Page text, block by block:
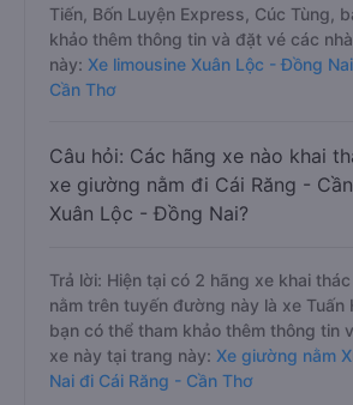
Tiến, Bốn Luyện Express, Cúc Tùng,
khảo thêm thông tin và đặt vé các
này: Xe limousine Xuân Lộc - Đồng
Cần Thơ
Câu hỏi: Các hãng xe nào khai
xe giường nằm đi Cái Răng -
Xuân Lộc - Đồng Nai?
Trả lời: Hiện tại có 2 hãng xe khai
nằm trên tuyến đường này là xe Tuấn
bạn có thể tham khảo thêm thông tin
xe này tại trang này: Xe giường nằm
Nai đi Cái Răng - Cần Thơ